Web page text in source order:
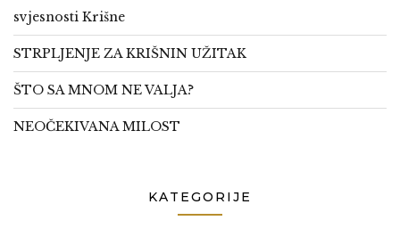
svjesnosti Krišne
STRPLJENJE ZA KRIŠNIN UŽITAK
ŠTO SA MNOM NE VALJA?
NEOČEKIVANA MILOST
KATEGORIJE